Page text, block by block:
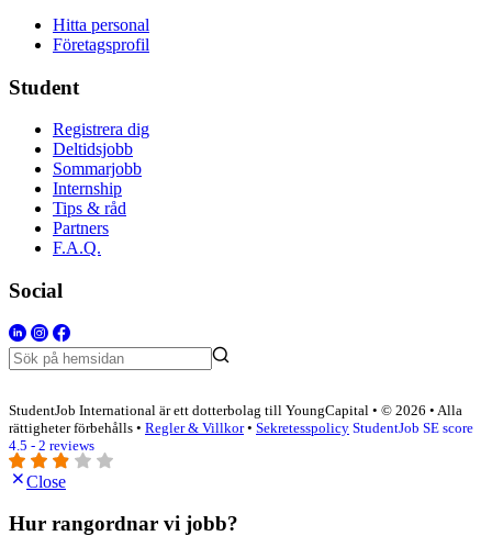
Hitta personal
Företagsprofil
Student
Registrera dig
Deltidsjobb
Sommarjobb
Internship
Tips & råd
Partners
F.A.Q.
Social
StudentJob International är ett dotterbolag till YoungCapital • © 2026 • Alla
rättigheter förbehålls • Regler & Villkor• Sekretesspolicy StudentJob SE score
4.5 - 2 reviews
Close
Hur rangordnar vi jobb?